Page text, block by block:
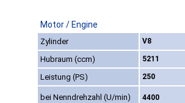
Motor / Engine
Zylinder V8
Hubraum (ccm) 5211
Leistung (PS) 250
bei Nenndrehzahl (U/min) 4400